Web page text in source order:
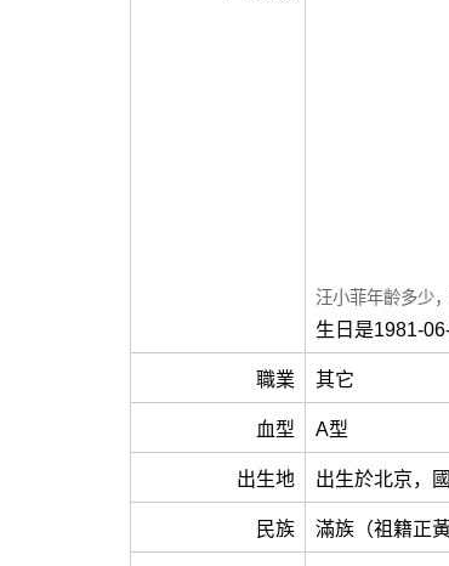
汪小菲年齡多少
生日是1981-
職業 其它
血型 A型
出生地 出生於北京，
民族 滿族（祖籍正黃